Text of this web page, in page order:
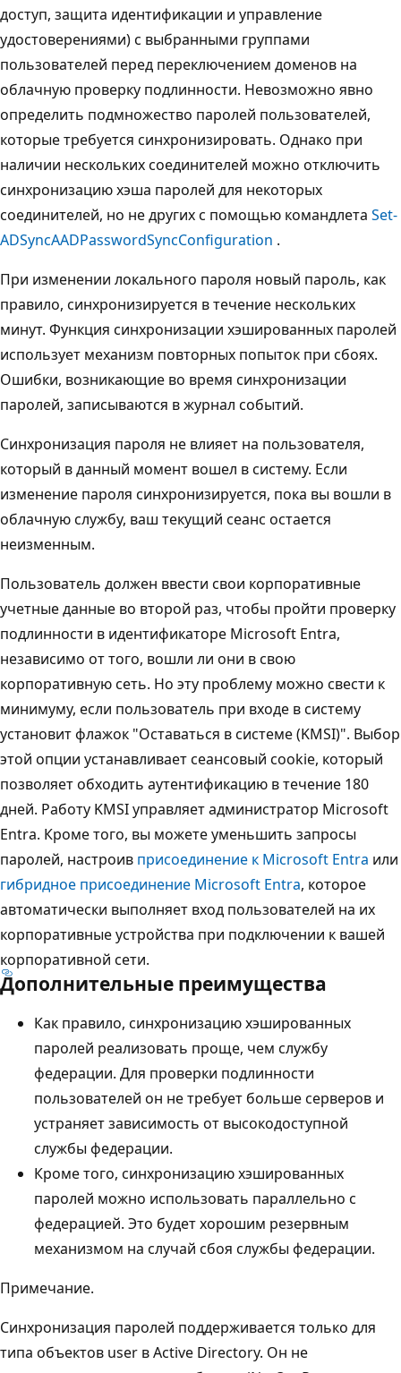
доступ, защита идентификации и управление
удостоверениями) с выбранными группами
пользователей перед переключением доменов на
облачную проверку подлинности. Невозможно явно
определить подмножество паролей пользователей,
которые требуется синхронизировать. Однако при
наличии нескольких соединителей можно отключить
синхронизацию хэша паролей для некоторых
соединителей, но не других с помощью командлета Set-
ADSyncAADPasswordSyncConfiguration .
При изменении локального пароля новый пароль, как
правило, синхронизируется в течение нескольких
минут. Функция синхронизации хэшированных паролей
использует механизм повторных попыток при сбоях.
Ошибки, возникающие во время синхронизации
паролей, записываются в журнал событий.
Синхронизация пароля не влияет на пользователя,
который в данный момент вошел в систему. Если
изменение пароля синхронизируется, пока вы вошли в
облачную службу, ваш текущий сеанс остается
неизменным.
Пользователь должен ввести свои корпоративные
учетные данные во второй раз, чтобы пройти проверку
подлинности в идентификаторе Microsoft Entra,
независимо от того, вошли ли они в свою
корпоративную сеть. Но эту проблему можно свести к
минимуму, если пользователь при входе в систему
установит флажок "Оставаться в системе (KMSI)". Выбор
этой опции устанавливает сеансовый cookie, который
позволяет обходить аутентификацию в течение 180
дней. Работу KMSI управляет администратор Microsoft
Entra. Кроме того, вы можете уменьшить запросы
паролей, настроив присоединение к Microsoft Entra или
гибридное присоединение Microsoft Entra, которое
автоматически выполняет вход пользователей на их
корпоративные устройства при подключении к вашей
корпоративной сети.
Дополнительные преимущества
Как правило, синхронизацию хэшированных
паролей реализовать проще, чем службу
федерации. Для проверки подлинности
пользователей он не требует больше серверов и
устраняет зависимость от высокодоступной
службы федерации.
Кроме того, синхронизацию хэшированных
паролей можно использовать параллельно с
федерацией. Это будет хорошим резервным
механизмом на случай сбоя службы федерации.
Примечание.
Синхронизация паролей поддерживается только для
типа объектов user в Active Directory. Он не